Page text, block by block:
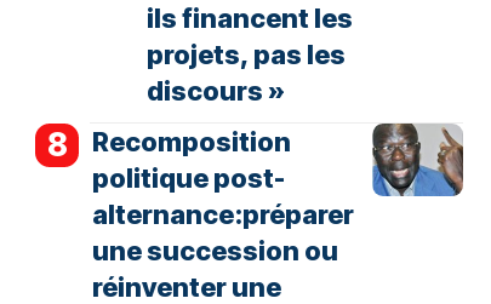
ils financent les
projets, pas les
discours »
Recomposition
politique post-
alternance:préparer
une succession ou
réinventer une